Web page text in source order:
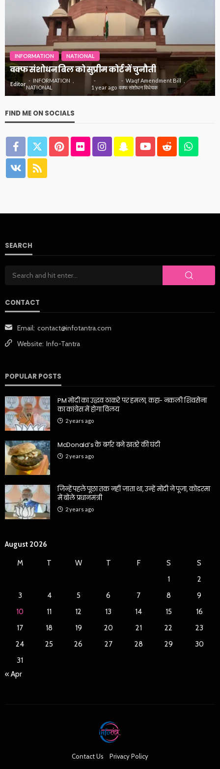
INFORMATION NATIONAL
वक्फ संशोधन बिल को सुप्रीम कोर्ट में चुनौती
Editor
INFORMATION
NATIONAL
1 year ago
Waqf Amendment Bill
वक्फ संशोधन विधेयक
FIND ME ON SOCIALS
SEARCH
CONTACT
Email: contact@infotantra.com
Website: Info-Tantra
POPULAR POSTS
PM मोदी का उद्धव ठाकरे पर हमला, कहा- नकली शिवसेना
का कांग्रेस में होगा विलय
2 years ago
McDonald’s के बर्गर बने खतरे की घंटी
2 years ago
जिन्हें पहले पूछा तक नहीं जाता था, उन्हें मोदी ने पूजा, कोडरमा
में बोले प्रधानमंत्री
2 years ago
August 2026
M T W T F S
S
1
2
3
4 5 6 7 8
9
10
11 12 13 14 15
16
17
18 19 20 21 22
23
24
25 26 27 28 29
30
31
« Apr
Contact Us Privacy Policy